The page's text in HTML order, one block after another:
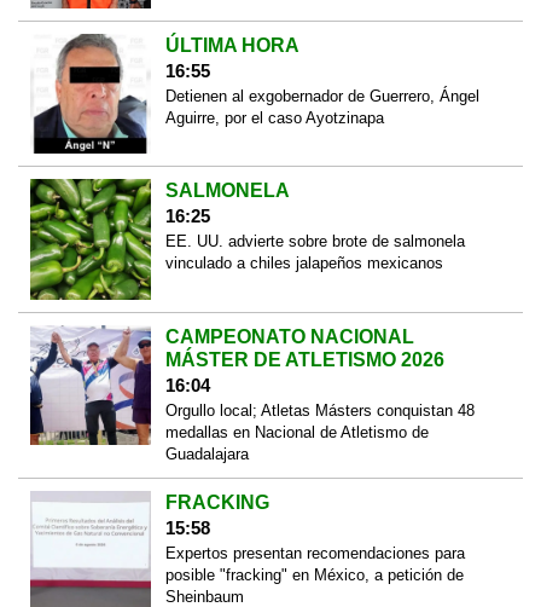
ÚLTIMA HORA
16:55
Detienen al exgobernador de Guerrero, Ángel
Aguirre, por el caso Ayotzinapa
SALMONELA
16:25
EE. UU. advierte sobre brote de salmonela
vinculado a chiles jalapeños mexicanos
CAMPEONATO NACIONAL
MÁSTER DE ATLETISMO 2026
16:04
Orgullo local; Atletas Másters conquistan 48
medallas en Nacional de Atletismo de
Guadalajara
FRACKING
15:58
Expertos presentan recomendaciones para
posible "fracking" en México, a petición de
Sheinbaum